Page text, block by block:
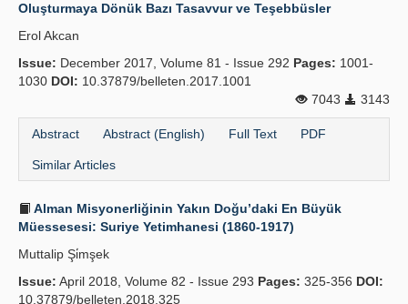
Oluşturmaya Dönük Bazı Tasavvur ve Teşebbüsler
Erol Akcan
Issue: December 2017, Volume 81 - Issue 292 Pages: 1001-
1030 DOI: 10.37879/belleten.2017.1001
7043
3143
Abstract Abstract (English) Full Text PDF
Similar Articles
Alman Misyonerliğinin Yakın Doğu’daki En Büyük
Müessesesi: Suriye Yetimhanesi (1860-1917)
Muttalip Şi̇mşek
Issue: April 2018, Volume 82 - Issue 293 Pages: 325-356 DOI:
10.37879/belleten.2018.325